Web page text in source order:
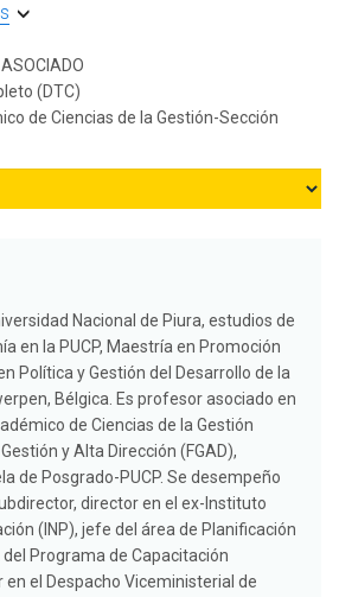
(DTC)
de Ciencias de la Gestión-Sección
Nacional de Piura, estudios de
en la PUCP, Maestría en Promoción
Política y Gestión del Desarrollo de la
Bélgica. Es profesor asociado en
de Ciencias de la Gestión
y Alta Dirección (FGAD),
de Posgrado-PUCP. Se desempeño
director en el ex-Instituto
(INP), jefe del área de Planificación
Programa de Capacitación
en el Despacho Viceministerial de